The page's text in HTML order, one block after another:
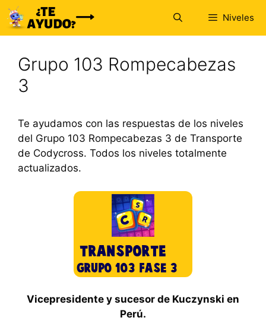
Saltar
al
contenido
Niveles
Grupo 103 Rompecabezas
3
Te ayudamos con las respuestas de los niveles
del Grupo 103 Rompecabezas 3 de Transporte
de Codycross. Todos los niveles totalmente
actualizados.
Vicepresidente y sucesor de Kuczynski en
Perú.